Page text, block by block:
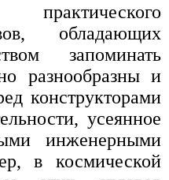
обладающих
запоминать
разнообразны и
конструкторами
усеянное
инженерными
в космической